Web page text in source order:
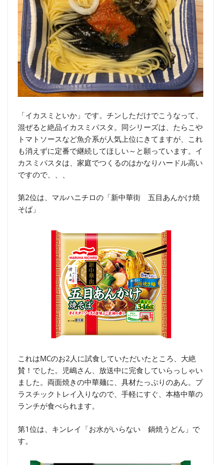
「イカスミといか」です。チンしただけでこうなって、
混ぜると絶品イカスミパスタ。同シリーズは、たらこや
トマトソースなど魚介系が人気上位にきてますが、これ
も消えずに定番で継続してほしい～と願っています。イ
カスミパスタは、家庭でつくるのはかなりハードル高い
ですので、、、
第2位は、マルハニチロの「新中華街 五目あんかけ焼
そば」
これはMCのお2人に試食していただいたところ、大絶
賛！でした。児嶋さん、放送中に完食していらっしゃい
ました。両面焼きの中華麺に、具材たっぷりのあん。プ
ラスチックトレイ入りなので、手軽にすぐ、本格中華の
ランチが食べられます。
第1位は、キンレイ「お水がいらない 鍋焼うどん」で
す。